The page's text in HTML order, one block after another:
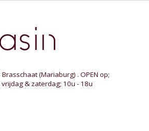
(Mariaburg) . OPEN op;
& zaterdag; 10u - 18u